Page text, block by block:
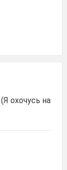
охочусь на